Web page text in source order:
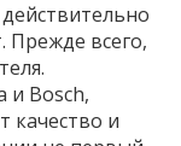
Прежде всего,
и Bosch,
качество и